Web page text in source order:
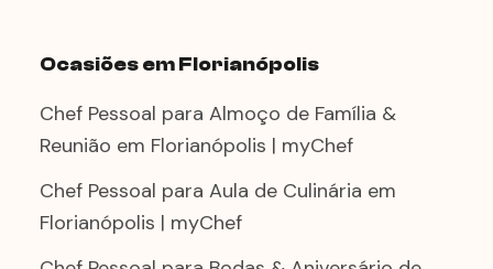
Ocasiões em Florianópolis
Chef Pessoal para Almoço de Família &
Reunião em Florianópolis | myChef
Chef Pessoal para Aula de Culinária em
Florianópolis | myChef